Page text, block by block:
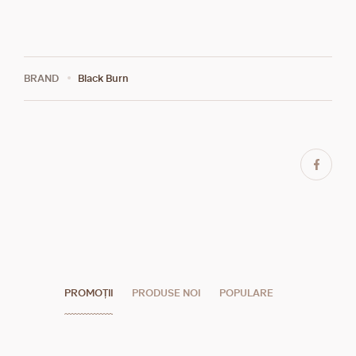
BRAND Black Burn
PROMOȚII PRODUSE NOI POPULARE